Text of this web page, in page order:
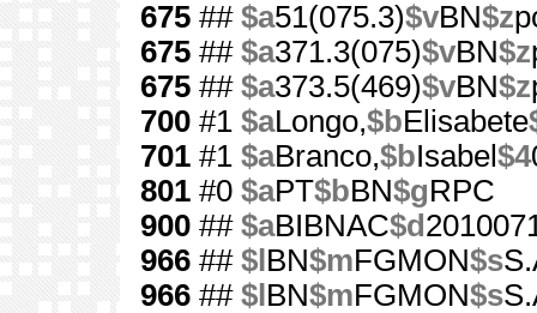
675 ## $a51(075.3)$vBN$z
675 ## $a371.3(075)$vBN$z
675 ## $a373.5(469)$vBN$z
700 #1 $aLongo,$bElisabete
701 #1 $aBranco,$bIsabel $4
801 #0 $aPT$bBN$gRPC
900 ## $aBIBNAC$d
966 ## $l BN$mFGMON$s
966 ## $l BN$mFGMON$s